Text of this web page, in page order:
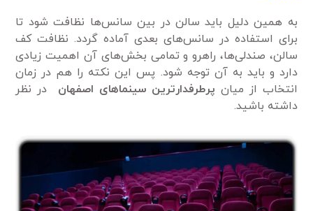
به همین دلیل باید سالن در بین سانس‌ها نظافت شود تا
برای استفاده در سانس‌های بعدی آماده گردد. نظافت کف
سالن، صندلی‌ها، راهرو و تمامی بخش‌های آن اهمیت زیادی
دارد و باید به آن توجه شود. پس این نکته را هم در زمان
انتخاب از میان پرطرفدارترین سینماهای اصفهان
در نظر
داشته باشید.